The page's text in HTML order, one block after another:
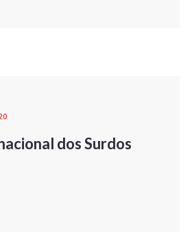
dos Surdos